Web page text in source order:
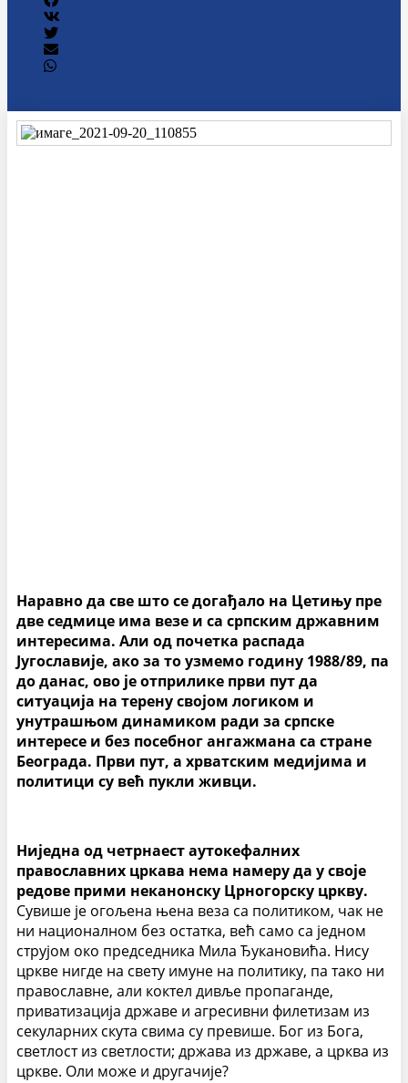
Наравно да све што се догађало на Цетињу пре
две седмице има везе и са српским државним
интересима. Али од почетка распада
Југославије, ако за то узмемо годину 1988/89, па
до данас, ово је отприлике први пут да
ситуација на терену својом логиком и
унутрашњом динамиком ради за српске
интересе и без посебног ангажмана са стране
Београда. Први пут, а хрватским медијима и
политици су већ пукли живци.
Ниједна од четрнаест аутокефалних
православних цркава нема намеру да у своје
редове прими неканонску Црногорску цркву.
Сувише је огољена њена веза са политиком, чак не
ни националном без остатка, већ само са једном
струјом око председника Мила Ђукановића. Нису
цркве нигде на свету имуне на политику, па тако ни
православне, али коктел дивље пропаганде,
приватизација државе и агресивни филетизам из
секуларних скута свима су превише. Бог из Бога,
светлост из светлости; држава из државе, а црква из
цркве. Оли може и другачије?